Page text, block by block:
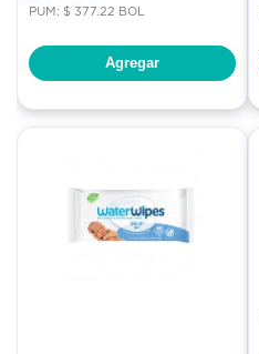
PUM: $ 377.22 BOL
Agregar